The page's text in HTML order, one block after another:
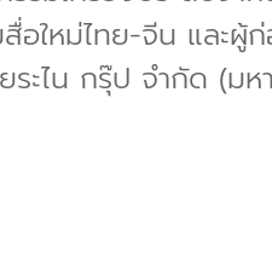
อใหม่ไทย-จีน และผู้
ะไน กรุ๊ป จำกัด (ม